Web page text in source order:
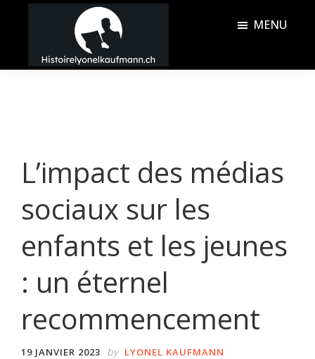
principal
barreHistoire
MENU
L’impact des médias
sociaux sur les
enfants et les jeunes
: un éternel
recommencement
19 JANVIER 2023 by LYONEL KAUFMANN